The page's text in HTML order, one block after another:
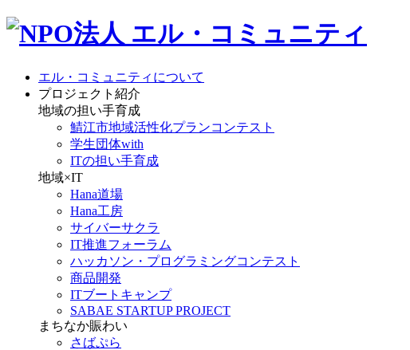
エル・コミュニティについて
プロジェクト紹介
地域の担い手育成
鯖江市地域活性化プランコンテスト
学生団体with
ITの担い手育成
地域×IT
Hana道場
Hana工房
サイバーサクラ
IT推進フォーラム
ハッカソン・プログラミングコンテスト
商品開発
ITブートキャンプ
SABAE STARTUP PROJECT
まちなか賑わい
さばぷら